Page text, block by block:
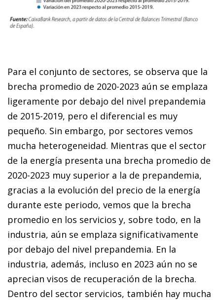
Para el conjunto de sectores, se observa que la
brecha promedio de 2020-2023 aún se emplaza
ligeramente por debajo del nivel prepandemia
de 2015-2019, pero el diferencial es muy
pequeño. Sin embargo, por sectores vemos
mucha heterogeneidad. Mientras que el sector
de la energía presenta una brecha promedio de
2020-2023 muy superior a la de prepandemia,
gracias a la evolución del precio de la energía
durante este periodo, vemos que la brecha
promedio en los servicios y, sobre todo, en la
industria, aún se emplaza significativamente
por debajo del nivel prepandemia. En la
industria, además, incluso en 2023 aún no se
aprecian visos de recuperación de la brecha.
Dentro del sector servicios, también hay mucha